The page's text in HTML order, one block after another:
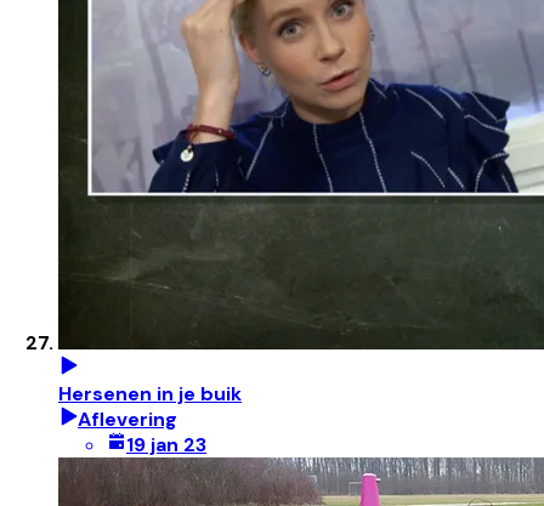
Hersenen in je buik
Aflevering
19 jan 23